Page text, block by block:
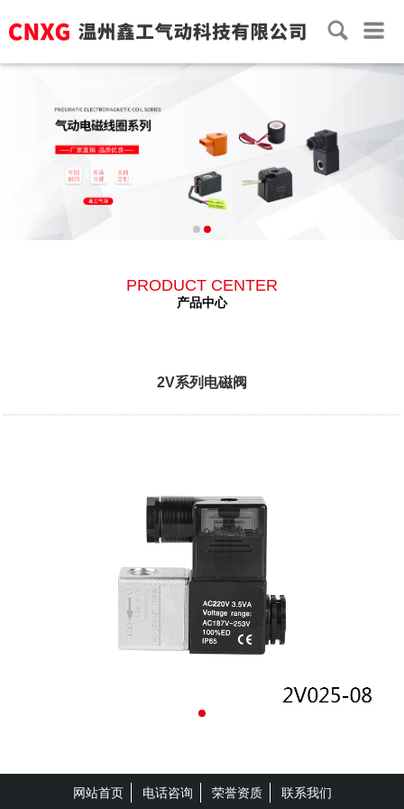
PRODUCT CENTER
产品中心
2V系列电磁阀
网站首页 电话咨询 荣誉资质 联系我们